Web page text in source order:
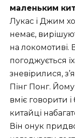
маленьким
Лукас і Джим
немає,
на локомотиві.
погоджується
зневірилися,
Пінг Понг.
вміє говорити
китайці
Він онук